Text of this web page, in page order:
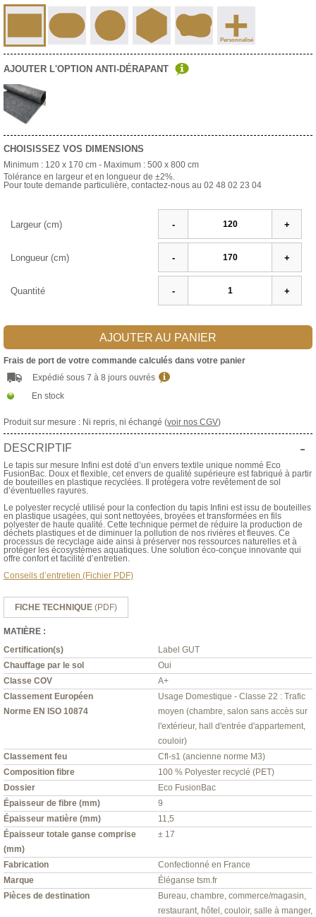
+
Personnalisé
AJOUTER L'OPTION ANTI-DÉRAPANT
CHOISISSEZ VOS DIMENSIONS
Minimum : 120 x 170 cm - Maximum : 500 x 800 cm
Tolérance en largeur et en longueur de ±2%.
Pour toute demande particulière, contactez-nous au 02 48 02 23 04
Largeur (cm) - +
Longueur (cm) - +
Quantité - +
AJOUTER AU PANIER
Frais de port de votre commande calculés dans votre panier
Expédié sous 7 à 8 jours ouvrés
En stock
Produit sur mesure : Ni repris, ni échangé (voir nos CGV)
DESCRIPTIF -
Le tapis sur mesure Infini est doté d’un envers textile unique nommé Eco
FusionBac. Doux et flexible, cet envers de qualité supérieure est fabriqué à partir
de bouteilles en plastique recyclées. Il protègera votre revêtement de sol
d’éventuelles rayures.
Le polyester recyclé utilisé pour la confection du tapis Infini est issu de bouteilles
en plastique usagées, qui sont nettoyées, broyées et transformées en fils
polyester de haute qualité. Cette technique permet de réduire la production de
déchets plastiques et de diminuer la pollution de nos rivières et fleuves. Ce
processus de recyclage aide ainsi à préserver nos ressources naturelles et à
protéger les écosystèmes aquatiques. Une solution éco-conçue innovante qui
offre confort et facilité d’entretien.
Conseils d’entretien (Fichier PDF)
FICHE TECHNIQUE (PDF)
MATIÈRE :
Certification(s)
Label GUT
Chauffage par le sol
Oui
Classe COV
A+
Classement Européen
Norme EN ISO 10874
Usage Domestique - Classe 22 : Trafic
moyen (chambre, salon sans accès sur
l'extérieur, hall d'entrée d'appartement,
couloir)
Classement feu
Cfl-s1 (ancienne norme M3)
Composition fibre
100 % Polyester recyclé (PET)
Dossier
Eco FusionBac
Épaisseur de fibre (mm)
9
Épaisseur matière (mm)
11,5
Épaisseur totale ganse comprise
(mm)
± 17
Fabrication
Confectionné en France
Marque
Éléganse tsm.fr
Pièces de destination
Bureau, chambre, commerce/magasin,
restaurant, hôtel, couloir, salle à manger,